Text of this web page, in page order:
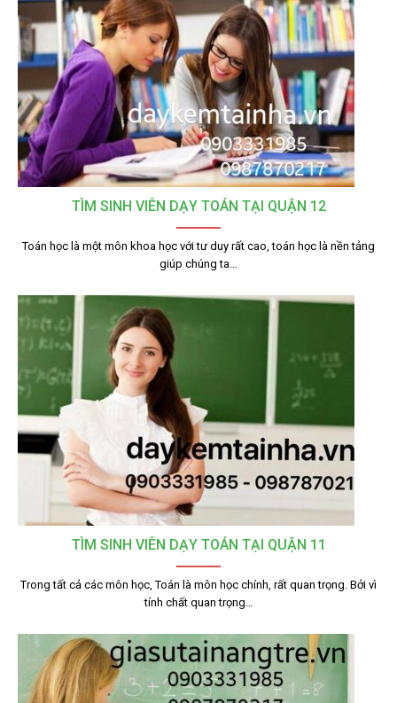
TÌM SINH VIÊN DẠY TOÁN TẠI QUẬN 12
Toán học là một môn khoa học với tư duy rất cao, toán học là nền tảng
giúp chúng ta…
TÌM SINH VIÊN DẠY TOÁN TẠI QUẬN 11
Trong tất cả các môn học, Toán là môn học chính, rất quan trọng. Bởi vì
tính chất quan trọng…